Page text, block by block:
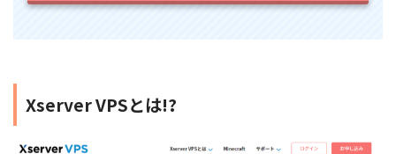
Xserver VPSとは!?